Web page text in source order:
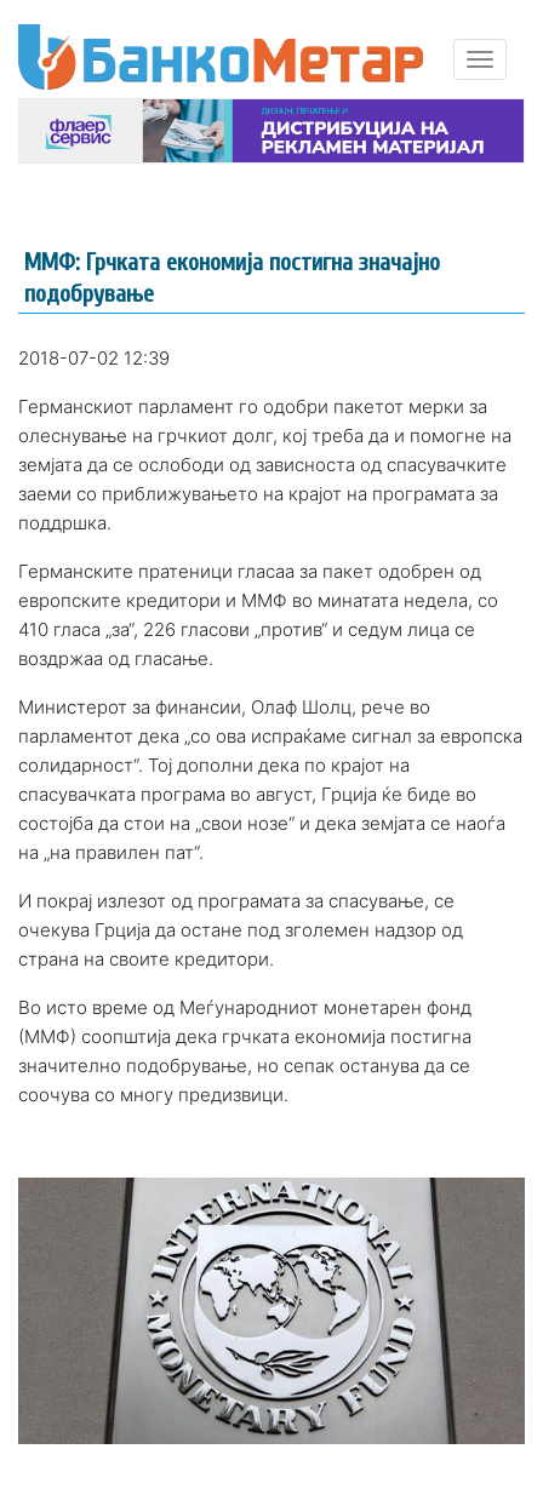
ММФ: Грчката економија постигна значајно
подобрување
2018-07-02 12:39
Германскиот парламент го одобри пакетот мерки за
олеснување на грчкиот долг, кој треба да и помогне на
земјата да се ослободи од зависноста од спасувачките
заеми со приближувањето на крајот на програмата за
поддршка.
Германските пратеници гласаа за пакет одобрен од
европските кредитори и ММФ во минатата недела, со
410 гласа „за“, 226 гласови „против“ и седум лица се
воздржаа од гласање.
Министерот за финансии, Олаф Шолц, рече во
парламентот дека „со ова испраќаме сигнал за европска
солидарност“. Тој дополни дека по крајот на
спасувачката програма во август, Грција ќе биде во
состојба да стои на „свои нозе“ и дека земјата се наоѓа
на „на правилен пат“.
И покрај излезот од програмата за спасување, се
очекува Грција да остане под зголемен надзор од
страна на своите кредитори.
Во исто време од Меѓународниот монетарен фонд
(ММФ) соопштија дека грчката економија постигна
значително подобрување, но сепак останува да се
соочува со многу предизвици.